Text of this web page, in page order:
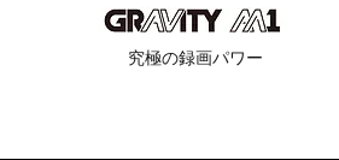
究極の録画パワー